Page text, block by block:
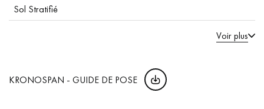
Sol Stratifié
Voir plus
KRONOSPAN - GUIDE DE POSE